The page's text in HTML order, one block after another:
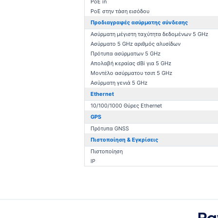
PoE in
PoE στην τάση εισόδου
Προδιαγραφές ασύρματης σύνδεσης
Ασύρματη μέγιστη ταχύτητα δεδομένων 5 GHz
Ασύρματο 5 GHz αριθμός αλυσίδων
Πρότυπα ασύρματων 5 GHz
Απολαβή κεραίας dBi για 5 GHz
Μοντέλο ασύρματου τσιπ 5 GHz
Ασύρματη γενιά 5 GHz
Ethernet
10/100/1000 Θύρες Ethernet
GPS
Πρότυπα GNSS
Πιστοποίηση & Εγκρίσεις
Πιστοποίηση
IP